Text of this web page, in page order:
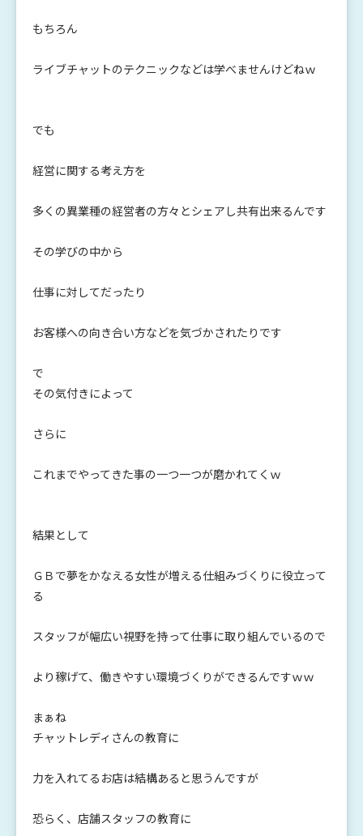
もちろん
ライブチャットのテクニックなどは学べませんけどねｗ
でも
経営に関する考え方を
多くの異業種の経営者の方々とシェアし共有出来るんです
その学びの中から
仕事に対してだったり
お客様への向き合い方などを気づかされたりです
で
その気付きによって
さらに
これまでやってきた事の一つ一つが磨かれてくｗ
結果として
ＧＢで夢をかなえる女性が増える仕組みづくりに役立って
る
スタッフが幅広い視野を持って仕事に取り組んでいるので
より稼げて、働きやすい環境づくりができるんですｗｗ
まぁね
チャットレディさんの教育に
力を入れてるお店は結構あると思うんですが
恐らく、店舗スタッフの教育に